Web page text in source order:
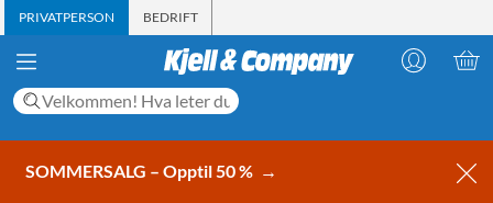
PRIVATPERSON BEDRIFT
SOMMERSALG – Opptil 50 % →